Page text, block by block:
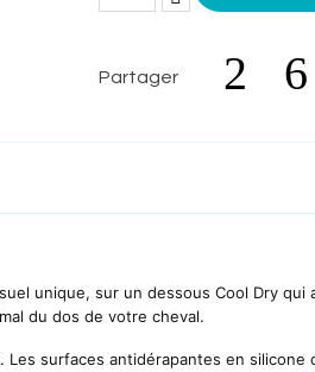
Partager
unique, sur un dessous Cool Dry
du dos de votre cheval.
surfaces antidérapantes en